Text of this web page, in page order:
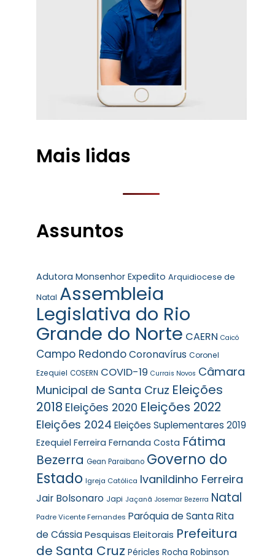
Mais lidas
Assuntos
Adutora Monsenhor Expedito Arquidiocese de
Natal Assembleia
Legislativa do Rio
Grande do Norte CAERN Caicó
Campo Redondo Coronavírus Coronel
Ezequiel COSERN COVID-19 Currais Novos Câmara
Municipal de Santa Cruz Eleições
2018 Eleições 2020 Eleições 2022
Eleições 2024 Eleições Suplementares 2019
Ezequiel Ferreira Fernanda Costa Fátima
Bezerra Gean Paraibano Governo do
Estado Igreja Católica Ivanildinho Ferreira
Jair Bolsonaro Japi Jaçanã Josemar Bezerra Natal
Padre Vicente Fernandes Paróquia de Santa Rita
de Cássia Pesquisas Eleitorais Prefeitura
de Santa Cruz Péricles Rocha Robinson